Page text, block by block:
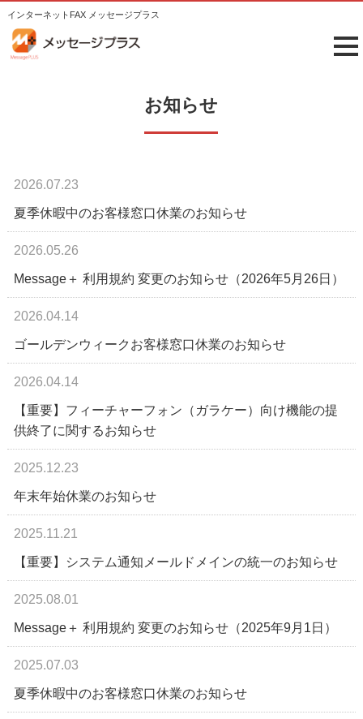
インターネットFAX メッセージプラス
お知らせ
2026.07.23
夏季休暇中のお客様窓口休業のお知らせ
2026.05.26
Message＋ 利用規約 変更のお知らせ（2026年5月26日）
2026.04.14
ゴールデンウィークお客様窓口休業のお知らせ
2026.04.14
【重要】フィーチャーフォン（ガラケー）向け機能の提
供終了に関するお知らせ
2025.12.23
年末年始休業のお知らせ
2025.11.21
【重要】システム通知メールドメインの統一のお知らせ
2025.08.01
Message＋ 利用規約 変更のお知らせ（2025年9月1日）
2025.07.03
夏季休暇中のお客様窓口休業のお知らせ